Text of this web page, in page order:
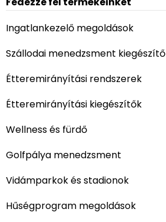
Ingatlankezelő megoldások
Szállodai menedzsment
Étteremirányítási rendszerek
Étteremirányítási kiegészítők
Wellness és fürdő
Golfpálya menedzsment
Vidámparkok és stadionok
Hűségprogram megoldások